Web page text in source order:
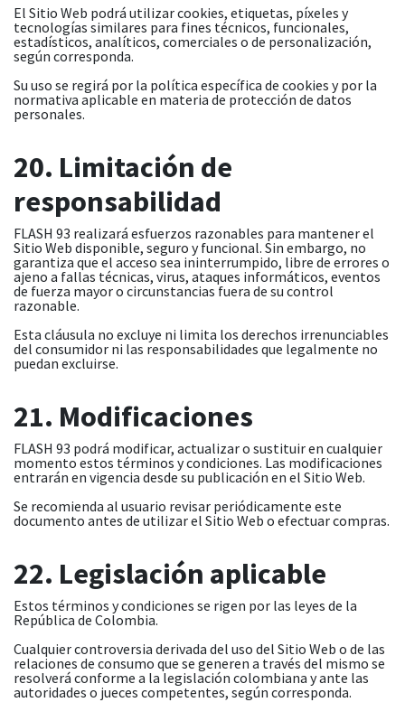
El Sitio Web podrá utilizar cookies, etiquetas, píxeles y
tecnologías similares para fines técnicos, funcionales,
estadísticos, analíticos, comerciales o de personalización,
según corresponda.
Su uso se regirá por la política específica de cookies y por la
normativa aplicable en materia de protección de datos
personales.
20. Limitación de
responsabilidad
FLASH 93 realizará esfuerzos razonables para mantener el
Sitio Web disponible, seguro y funcional. Sin embargo, no
garantiza que el acceso sea ininterrumpido, libre de errores o
ajeno a fallas técnicas, virus, ataques informáticos, eventos
de fuerza mayor o circunstancias fuera de su control
razonable.
Esta cláusula no excluye ni limita los derechos irrenunciables
del consumidor ni las responsabilidades que legalmente no
puedan excluirse.
21. Modificaciones
FLASH 93 podrá modificar, actualizar o sustituir en cualquier
momento estos términos y condiciones. Las modificaciones
entrarán en vigencia desde su publicación en el Sitio Web.
Se recomienda al usuario revisar periódicamente este
documento antes de utilizar el Sitio Web o efectuar compras.
22. Legislación aplicable
Estos términos y condiciones se rigen por las leyes de la
República de Colombia.
Cualquier controversia derivada del uso del Sitio Web o de las
relaciones de consumo que se generen a través del mismo se
resolverá conforme a la legislación colombiana y ante las
autoridades o jueces competentes, según corresponda.